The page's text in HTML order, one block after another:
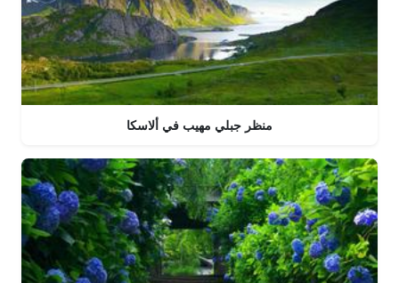
منظر جبلي مهيب في ألاسكا